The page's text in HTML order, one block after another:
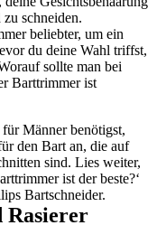
schneiden.
beliebter, um ein
du deine Wahl triffst,
sollte man bei
Barttrimmer ist
Männer benötigst,
den Bart an, die auf
sind. Lies weiter,
ist der beste?‘
Bartschneider.
Rasierer